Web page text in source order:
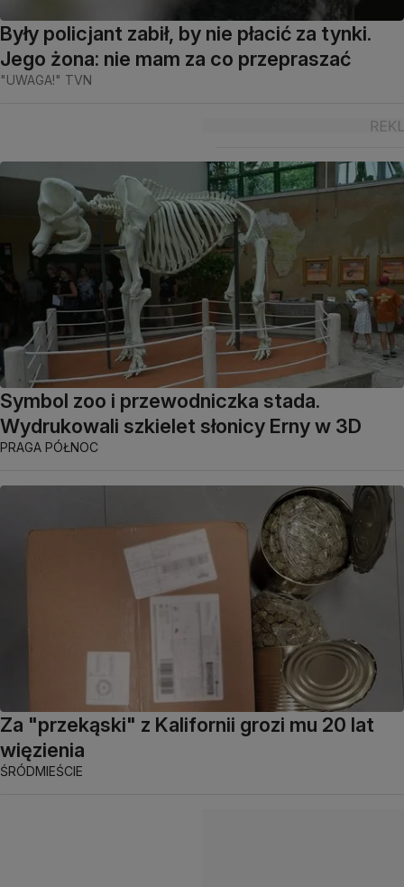
Były policjant zabił, by nie płacić za tynki.
Jego żona: nie mam za co przepraszać
"UWAGA!" TVN
Symbol zoo i przewodniczka stada.
Wydrukowali szkielet słonicy Erny w 3D
PRAGA PÓŁNOC
Za "przekąski" z Kalifornii grozi mu 20 lat
więzienia
ŚRÓDMIEŚCIE